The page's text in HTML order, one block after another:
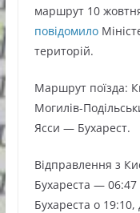
маршрут 10
повідомило
територій.
Маршрут поїзда:
Могилів-
Ясси — Бухарест.
Відправлення з
Бухареста —
Бухареста о